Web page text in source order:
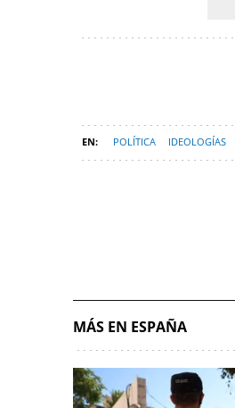
POLÍTICA IDEOLOGÍAS
MÁS EN ESPAÑA